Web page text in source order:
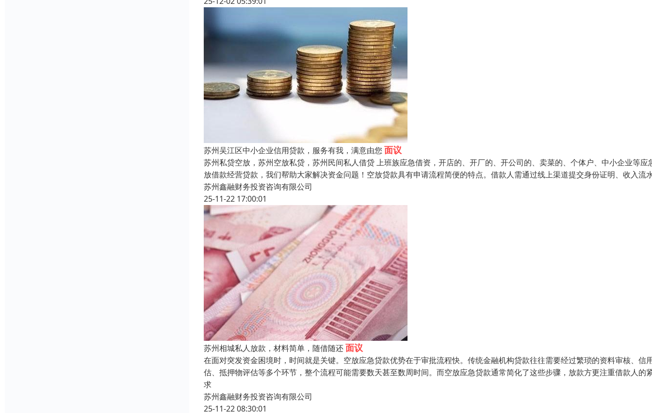
苏州吴江区中小企业信用贷款，服务有我，满意由您 面议
苏州私贷空放，苏州空放私贷，苏州民间私人借贷 上班族应急借资，开店的、开厂的、开公司的、卖菜的、个体户、中小企业等应
放借款经营贷款，我们帮助大家解决资金问题！空放贷款具有申请流程简便的特点。借款人需通过线上渠道提交身份证明、收入流
苏州鑫融财务投资咨询有限公司
25-11-22 17:00:01
苏州相城私人放款，材料简单，随借随还面议
在面对突发资金困境时，时间就是关键。空放应急贷款优势在于审批流程快。传统金融机构贷款往往需要经过繁琐的资料审核、信
估、抵押物评估等多个环节，整个流程可能需要数天甚至数周时间。而空放应急贷款通常简化了这些步骤，放款方更注重借款人的
求
苏州鑫融财务投资咨询有限公司
25-11-22 08:30:01